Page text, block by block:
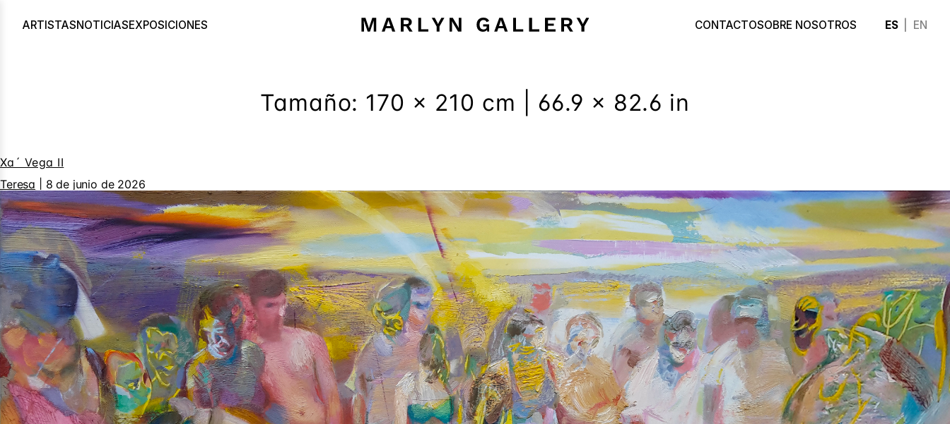
ARTISTASNOTICIASEXPOSICIONES CONTACTOSOBRE NOSOTROS ES EN
Tamaño: 170 x 210 cm | 66.9 x 82.6 in
Xa´ Vega II
Teresa
8 de junio de 2026